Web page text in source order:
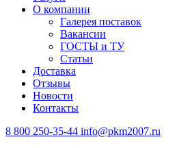
О компании
Галерея поставок
Вакансии
ГОСТЫ и ТУ
Статьи
Доставка
Отзывы
Новости
Контакты
8 800 250-35-44 info@pkm2007.ru